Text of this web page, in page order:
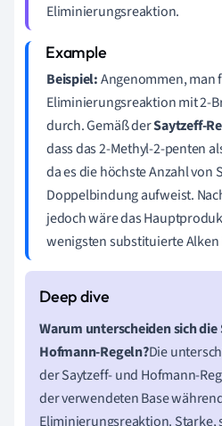
Eliminierungsreaktion.
Beispiel:Angenommen, man
Eliminierungsreaktion mit 2-
durch. Gemäß derSaytzeff-
dass das 2-Methyl-2-penten
da es die höchste Anzahl von
Doppelbindung aufweist.
jedoch wäre das
wenigsten substituierte Alken
Warum unterscheiden sich die
Hofmann-Regeln?Die
der Saytzeff- und Hofmann-
der verwendeten Base
Eliminierungsreaktion. Starke,